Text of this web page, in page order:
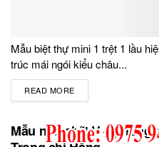
Mẫu biệt thự mini 1 trệt 1 lầu
trúc mái ngói kiểu châu...
READ MORE
Mẫu nhà chữ U 4 phòng